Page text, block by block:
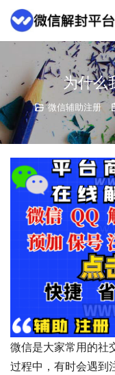
为什么
微信辅助注册
微信是大家常用的社
过程中，有时会遇到